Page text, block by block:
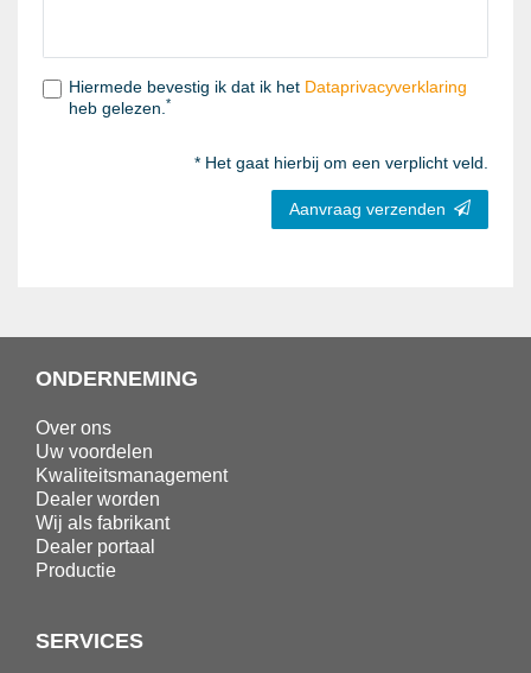
Hiermede bevestig ik dat ik het Data­privacy­verklaring
heb gelezen. *
* Het gaat hierbij om een verplicht veld.
Aanvraag verzenden
ONDERNEMING
Over ons
Uw voordelen
Kwaliteitsmanagement
Dealer worden
Wij als fabrikant
Dealer portaal
Productie
SERVICES